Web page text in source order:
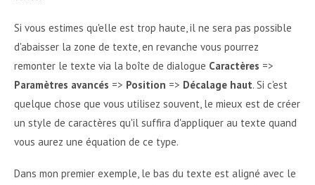
Si vous estimes qu'elle est trop haute, il ne sera pas possible
d'abaisser la zone de texte, en revanche vous pourrez
remonter le texte via la boîte de dialogue Caractères =>
Paramètres avancés => Position => Décalage haut. Si c'est
quelque chose que vous utilisez souvent, le mieux est de créer
un style de caractères qu'il suffira d'appliquer au texte quand
vous aurez une équation de ce type.
Dans mon premier exemple, le bas du texte est aligné avec le